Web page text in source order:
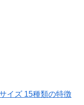
イズ 15種類の特徴